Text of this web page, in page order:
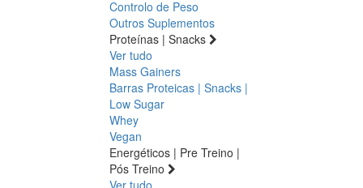
Controlo de Peso
Outros Suplementos
Proteínas | Snacks
Ver tudo
Mass Gainers
Barras Proteicas | Snacks |
Low Sugar
Whey
Vegan
Energéticos | Pre Treino |
Pós Treino
Ver tudo